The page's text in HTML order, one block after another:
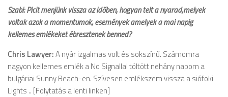
Szabi: Picit menjünk vissza az időben, hogyan telt a nyarad,melyek
voltak azok a momentumok, események amelyek a mai napig
kellemes emlékeket ébresztenek benned?
Chris Lawyer:A nyár izgalmas volt és sokszínű. Számomra
nagyon kellemes emlék a No Signallal töltött nehány napom a
bulgáriai Sunny Beach-en. Szívesen emlékszem vissza a siófoki
Lights .. [Folytatás a lenti linken]